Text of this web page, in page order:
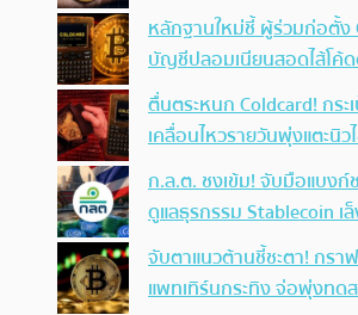
หลักฐานใหม่ชี้ ผู้ร่วมก่อตั้ง
บัญชีปลอมเนียนสอดไส้โค้ด
ตื่นตระหนก Coldcard! กระ
เคลื่อนไหวรายวันพุ่งแตะนิ
ก.ล.ต. ชงเข้ม! จับมือแบง
ดูแลธุรกรรม Stablecoin
จับตาแนวต้านชี้ชะตา! กร
แพทเทิร์นกระทิง จ่อพุ่งทด